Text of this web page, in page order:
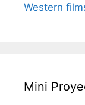
Western
Mini